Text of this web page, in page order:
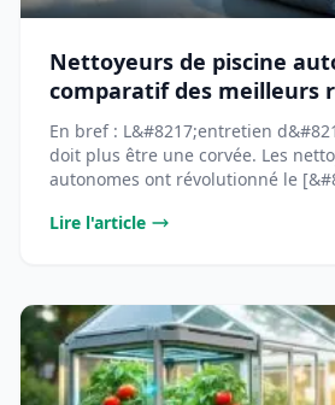
Nettoyeurs de piscine
comparatif des meilleurs
En bref : L&#8217;entretien
doit plus être une corvée. Les
autonomes ont révolutionné le
Lire l'article